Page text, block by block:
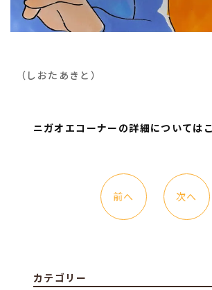
（しおたあきと）
ニガオエコーナーの詳細については
前へ 次へ
カテゴリー